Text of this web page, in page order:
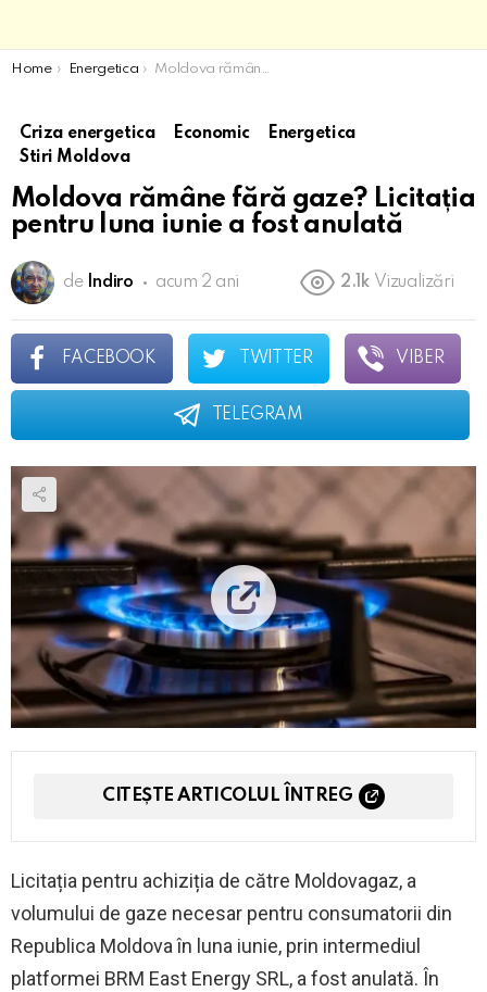
You are here:
Home Energetica Moldova rămâne fără gaze? Licitația pentru luna iunie a fost anulată
Criza energetica Economic
Energetica
Stiri Moldova
Moldova rămâne fără gaze? Licitația
pentru luna iunie a fost anulată
de Indiro acum 2 ani 2.1k Vizualizări
FACEBOOK TWITTER VIBER
TELEGRAM
CITEȘTE ARTICOLUL ÎNTREG
Licitația pentru achiziția de către Moldovagaz, a
volumului de gaze necesar pentru consumatorii din
Republica Moldova în luna iunie, prin intermediul
platformei BRM East Energy SRL, a fost anulată. În